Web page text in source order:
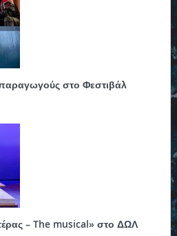
στο Φεστιβάλ
– The musical» στο ΔΩΛ